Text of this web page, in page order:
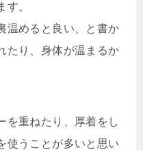
す。
温めると良い、と書か
たり、身体が温まるか
を重ねたり、厚着をし
使うことが多いと思い